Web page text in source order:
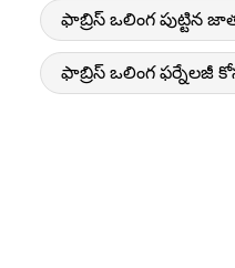
ఫాబ్రిస్ ఒలింగ పుట్టిన
ఫాబ్రిస్ ఒలింగ ఫర్నేలజీ